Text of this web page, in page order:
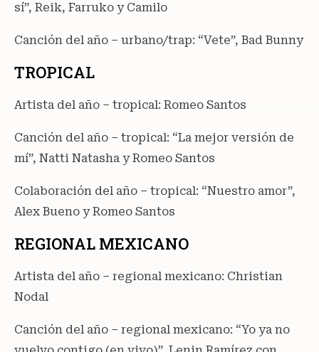
sí”, Reik, Farruko y Camilo
Canción del año – urbano/trap: “Vete”, Bad Bunny
TROPICAL
Artista del año – tropical: Romeo Santos
Canción del año – tropical: “La mejor versión de
mí”, Natti Natasha y Romeo Santos
Colaboración del año – tropical: “Nuestro amor”,
Alex Bueno y Romeo Santos
REGIONAL MEXICANO
Artista del año – regional mexicano: Christian
Nodal
Canción del año – regional mexicano: “Yo ya no